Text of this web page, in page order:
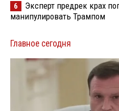
6
Эксперт предрек крах
манипулировать Трампом
Главное сегодня